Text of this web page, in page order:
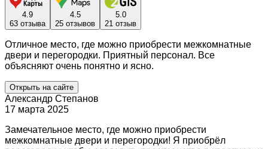
4.9
63 отзыва
4.5
25 отзывов
5.0
21 отзыв
Отличное место, где можно приобрести межкомнатные
двери и перегородки. Приятный персонал. Все
объясняют очень понятно и ясно.
Открыть на сайте
Александр Степанов
17 марта 2025
Замечательное место, где можно приобрести
межкомнатные двери и перегородки! Я приобрёл